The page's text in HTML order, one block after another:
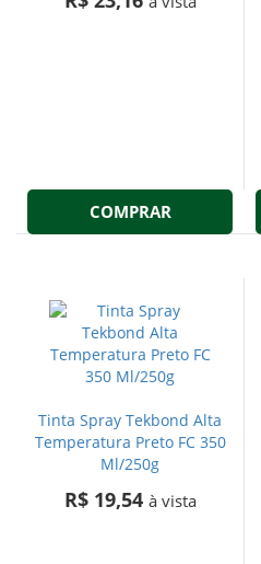
COMPRAR
Tinta Spray Tekbond Alta
Temperatura Preto FC 350
Ml/250g
R$ 19,54 à vista